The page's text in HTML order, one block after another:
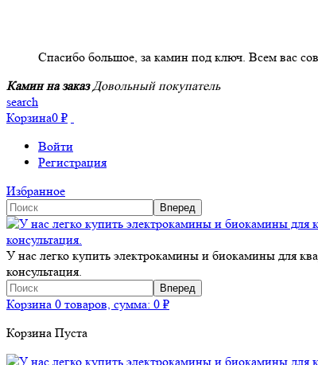
Спасибо большое, за камин под ключ. Всем вас
Камин на заказ Довольный покупатель
search
Корзина0 ₽
Войти
Регистрация
Избранное
У нас легко купить электрокамины и биокамины для
консультация.
Корзина 0 товаров, сумма: 0 ₽
Корзина Пуста